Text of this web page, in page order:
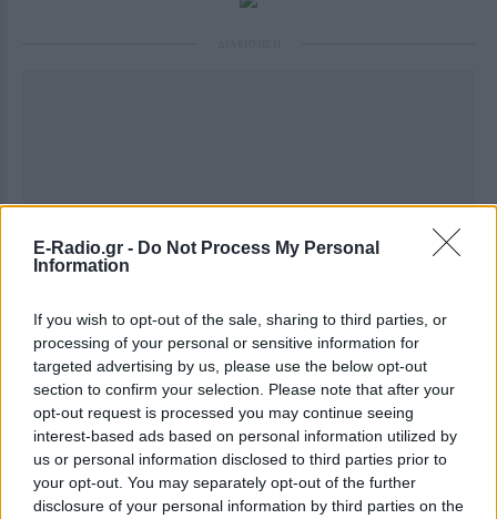
E-Radio.gr - Do Not Process My Personal
Information
If you wish to opt-out of the sale, sharing to third parties, or
processing of your personal or sensitive information for
targeted advertising by us, please use the below opt-out
section to confirm your selection. Please note that after your
opt-out request is processed you may continue seeing
interest-based ads based on personal information utilized by
us or personal information disclosed to third parties prior to
your opt-out. You may separately opt-out of the further
disclosure of your personal information by third parties on the